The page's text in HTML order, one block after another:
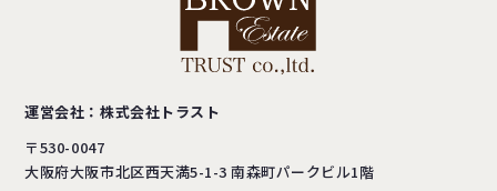
運営会社：株式会社トラスト
〒530-0047
大阪府大阪市北区西天満5-1-3南森町パークビル1階